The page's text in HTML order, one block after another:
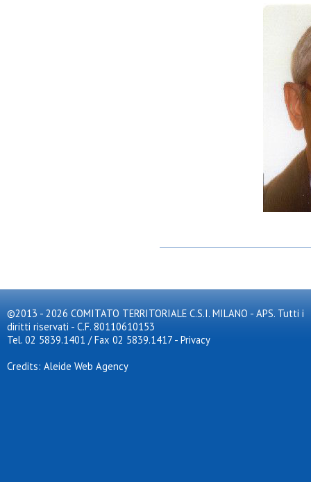
©2013 - 2026 COMITATO TERRITORIALE C.S.I. MILANO - APS. Tutti i
diritti riservati - C.F. 80110610153
Tel. 02 5839.1401 / Fax 02 5839.1417 - Privacy
Credits: Aleide Web Agency